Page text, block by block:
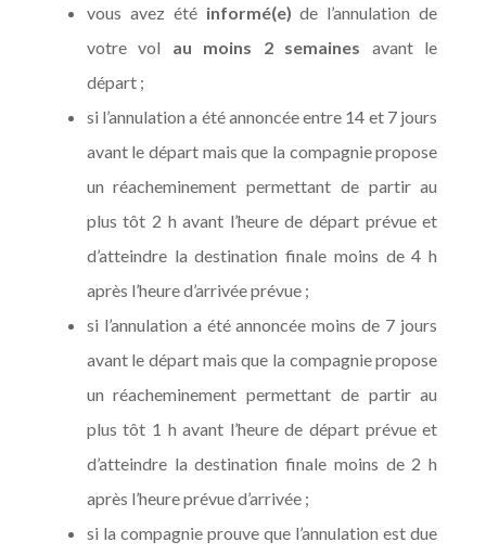
vous avez été informé(e) de l’annulation de
votre vol au moins 2 semaines avant le
départ ;
si l’annulation a été annoncée entre 14 et 7 jours
avant le départ mais que la compagnie propose
un réacheminement permettant de partir au
plus tôt 2 h avant l’heure de départ prévue et
d’atteindre la destination finale moins de 4 h
après l’heure d’arrivée prévue ;
si l’annulation a été annoncée moins de 7 jours
avant le départ mais que la compagnie propose
un réacheminement permettant de partir au
plus tôt 1 h avant l’heure de départ prévue et
d’atteindre la destination finale moins de 2 h
après l’heure prévue d’arrivée ;
si la compagnie prouve que l’annulation est due